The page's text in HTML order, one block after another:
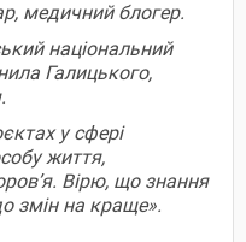
медичний блогер.
національний
Галицького,
у сфері
життя,
Вірю, що знання
змін на краще».